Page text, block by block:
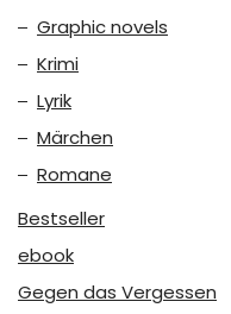
Graphic novels
Krimi
Lyrik
Märchen
Romane
Bestseller
ebook
Gegen das Vergessen